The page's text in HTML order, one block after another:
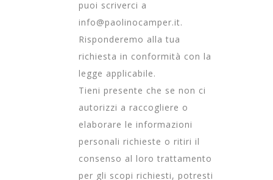
puoi scriverci a
info@paolinocamper.it.
Risponderemo alla tua
richiesta in conformità con la
legge applicabile.
Tieni presente che se non ci
autorizzi a raccogliere o
elaborare le informazioni
personali richieste o ritiri il
consenso al loro trattamento
per gli scopi richiesti, potresti